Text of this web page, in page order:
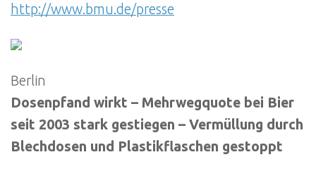
http://www.bmu.de/presse
Berlin
Dosenpfand wirkt – Mehrwegquote bei Bier
seit 2003 stark gestiegen – Vermüllung durch
Blechdosen und Plastikflaschen gestoppt